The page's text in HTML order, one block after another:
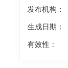
发布机构：
生成日期：
有效性：